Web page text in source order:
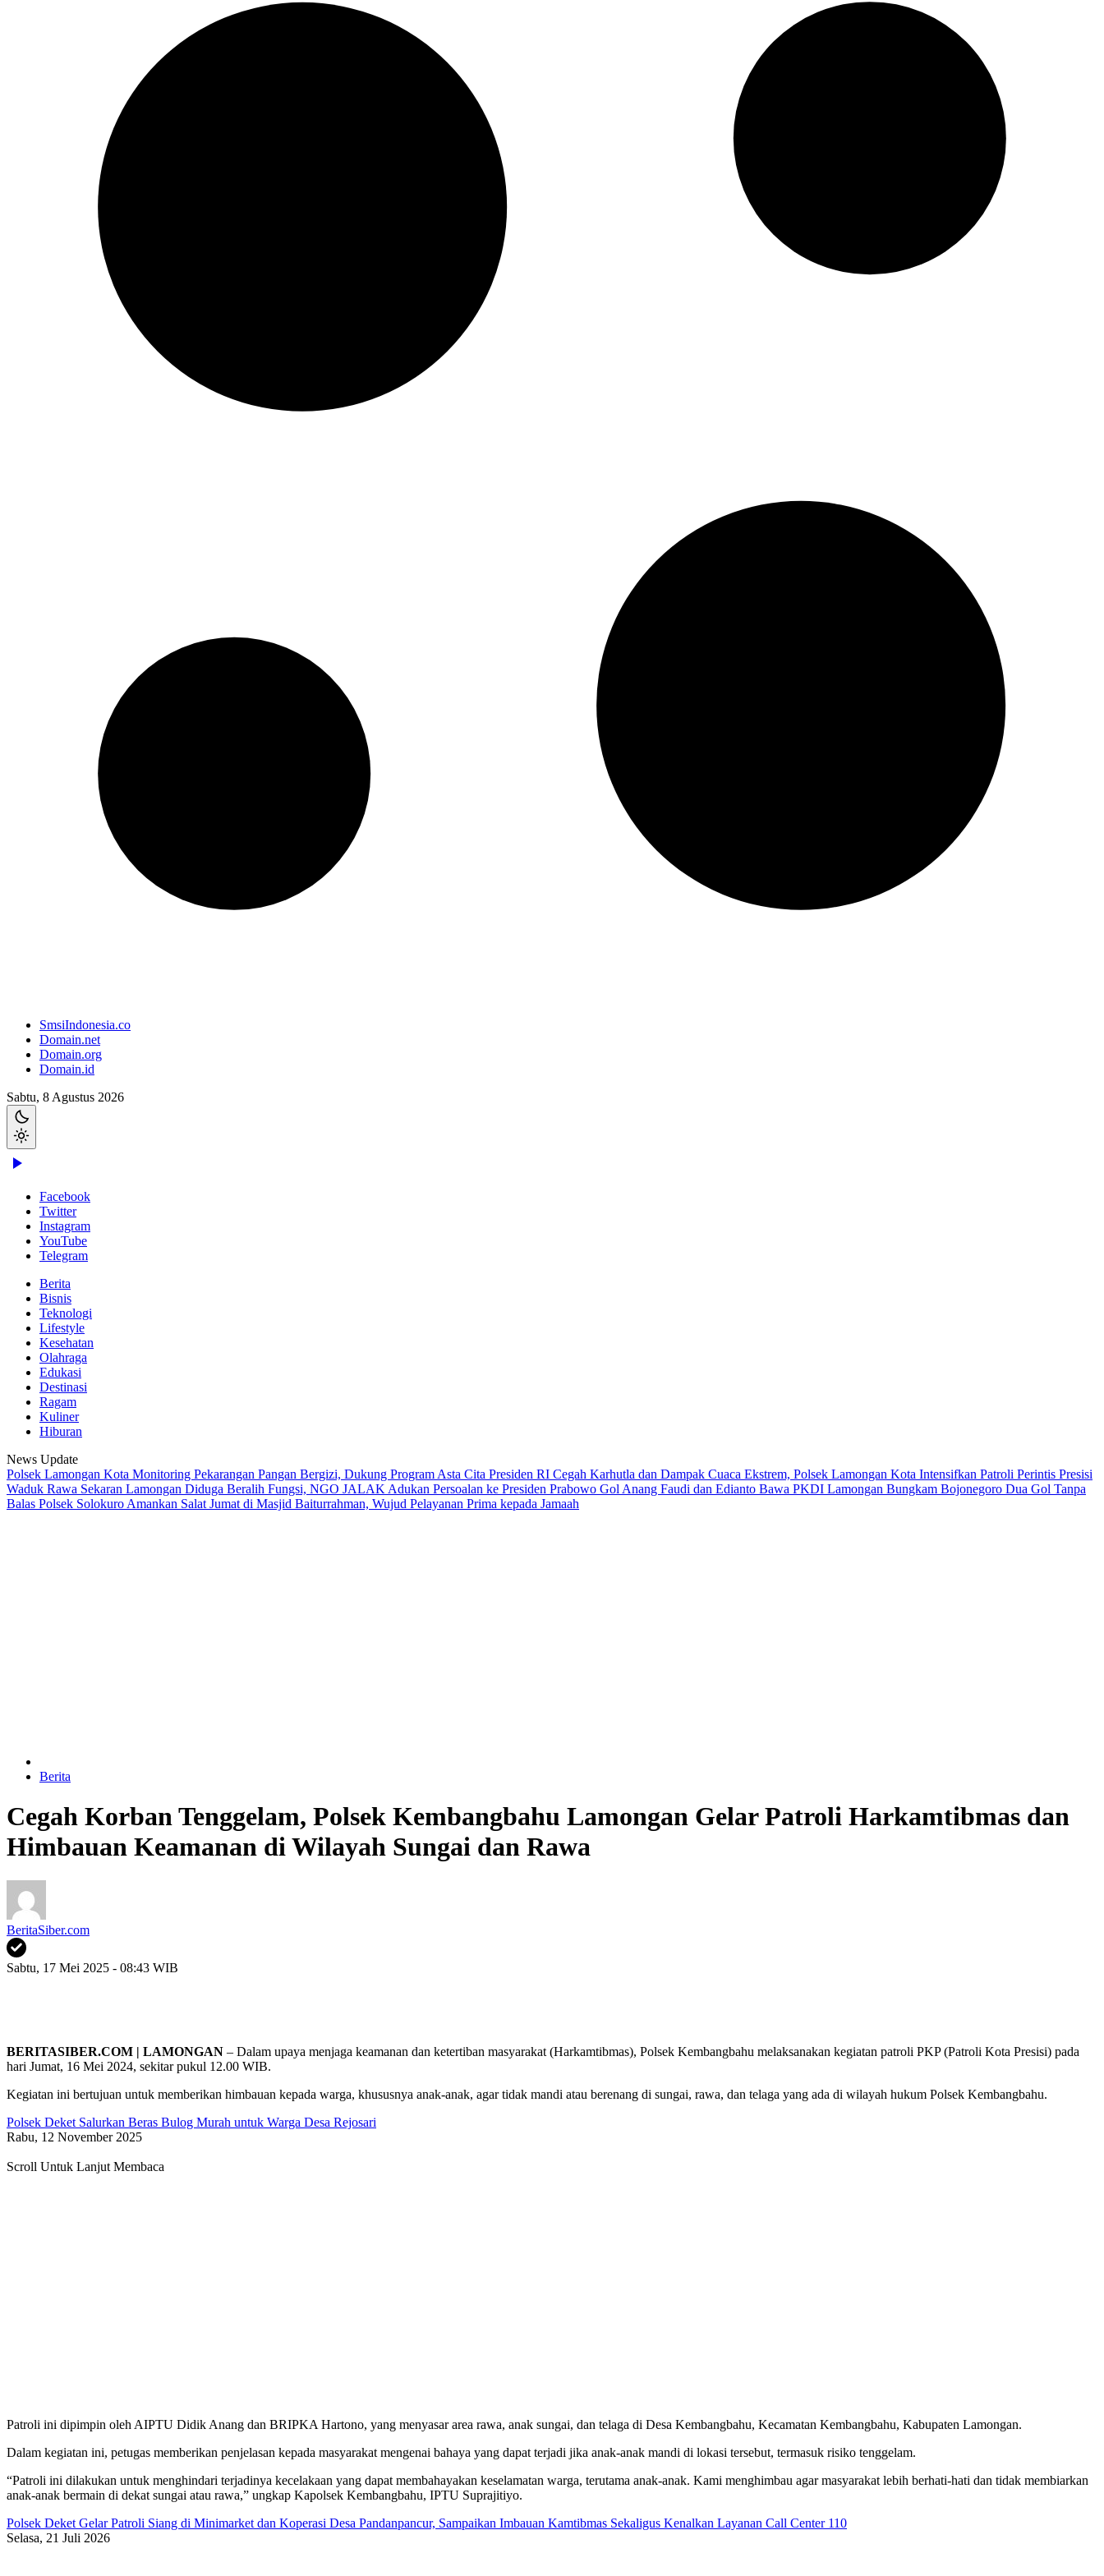
SmsiIndonesia.co
Domain.net
Domain.org
Domain.id
Sabtu, 8 Agustus 2026
Facebook
Twitter
Instagram
YouTube
Telegram
Berita
Bisnis
Teknologi
Lifestyle
Kesehatan
Olahraga
Edukasi
Destinasi
Ragam
Kuliner
Hiburan
News Update
Polsek Lamongan Kota Monitoring Pekarangan Pangan Bergizi, Dukung Program Asta Cita Presiden RI Cegah Karhutla dan Dampak Cuaca Ekstrem, Polsek Lamongan Kota Intensifkan Patroli Perintis Presisi
Waduk Rawa Sekaran Lamongan Diduga Beralih Fungsi, NGO JALAK Adukan Persoalan ke Presiden Prabowo Gol Anang Faudi dan Edianto Bawa PKDI Lamongan Bungkam Bojonegoro Dua Gol Tanpa
Balas Polsek Solokuro Amankan Salat Jumat di Masjid Baiturrahman, Wujud Pelayanan Prima kepada Jamaah
Berita
Cegah Korban Tenggelam, Polsek Kembangbahu Lamongan Gelar Patroli Harkamtibmas dan
Himbauan Keamanan di Wilayah Sungai dan Rawa
BeritaSiber.com
Sabtu, 17 Mei 2025 - 08:43 WIB
BERITASIBER.COM | LAMONGAN – Dalam upaya menjaga keamanan dan ketertiban masyarakat (Harkamtibmas), Polsek Kembangbahu melaksanakan kegiatan patroli PKP (Patroli Kota Presisi) pada
hari Jumat, 16 Mei 2024, sekitar pukul 12.00 WIB.
Kegiatan ini bertujuan untuk memberikan himbauan kepada warga, khususnya anak-anak, agar tidak mandi atau berenang di sungai, rawa, dan telaga yang ada di wilayah hukum Polsek Kembangbahu.
Polsek Deket Salurkan Beras Bulog Murah untuk Warga Desa Rejosari
Rabu, 12 November 2025
Scroll Untuk Lanjut Membaca
Patroli ini dipimpin oleh AIPTU Didik Anang dan BRIPKA Hartono, yang menyasar area rawa, anak sungai, dan telaga di Desa Kembangbahu, Kecamatan Kembangbahu, Kabupaten Lamongan.
Dalam kegiatan ini, petugas memberikan penjelasan kepada masyarakat mengenai bahaya yang dapat terjadi jika anak-anak mandi di lokasi tersebut, termasuk risiko tenggelam.
“Patroli ini dilakukan untuk menghindari terjadinya kecelakaan yang dapat membahayakan keselamatan warga, terutama anak-anak. Kami menghimbau agar masyarakat lebih berhati-hati dan tidak membiarkan
anak-anak bermain di dekat sungai atau rawa,” ungkap Kapolsek Kembangbahu, IPTU Suprajitiyo.
Polsek Deket Gelar Patroli Siang di Minimarket dan Koperasi Desa Pandanpancur, Sampaikan Imbauan Kamtibmas Sekaligus Kenalkan Layanan Call Center 110
Selasa, 21 Juli 2026